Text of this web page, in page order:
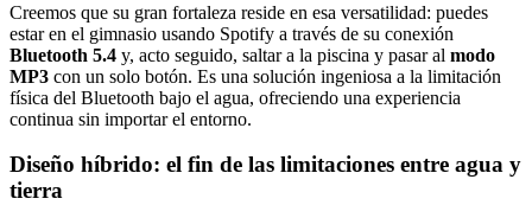
Creemos que su gran fortaleza reside en esa versatilidad: puedes
estar en el gimnasio usando Spotify a través de su conexión
Bluetooth 5.4 y, acto seguido, saltar a la piscina y pasar al modo
MP3 con un solo botón. Es una solución ingeniosa a la limitación
física del Bluetooth bajo el agua, ofreciendo una experiencia
continua sin importar el entorno.
Diseño híbrido: el fin de las limitaciones entre agua y
tierra